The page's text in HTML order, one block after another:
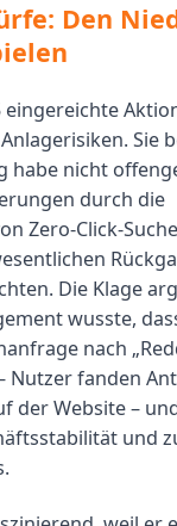
Den
eingereichte
Sie
habe nicht
durch die
Zero-Click-
Die Klage
wusste,
nach
Nutzer fanden
der Website –
und